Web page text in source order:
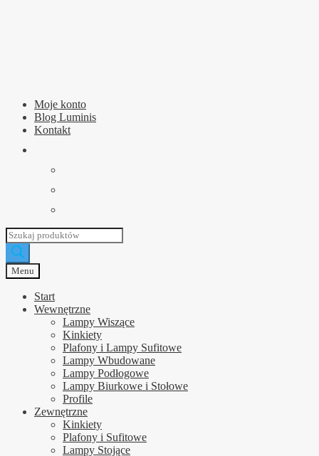
Moje konto
Blog Luminis
Kontakt
Wyszukiwarka
produktów
Menu
Start
Wewnętrzne
Lampy Wiszące
Kinkiety
Plafony i Lampy Sufitowe
Lampy Wbudowane
Lampy Podłogowe
Lampy Biurkowe i Stołowe
Profile
Zewnętrzne
Kinkiety
Plafony i Sufitowe
Lampy Stojące